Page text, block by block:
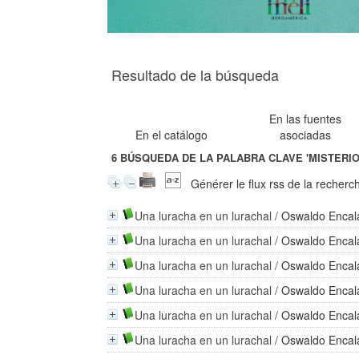
Resultado de la búsqueda
En el catálogo
En las fuentes
asociadas
6 BÚSQUEDA DE LA PALABRA CLAVE
Générer le flux rss de la
Una luracha en un lurachal /Oswaldo
Una luracha en un lurachal /Oswaldo
Una luracha en un lurachal /Oswaldo
Una luracha en un lurachal /Oswaldo
Una luracha en un lurachal /Oswaldo
Una luracha en un lurachal /Oswaldo